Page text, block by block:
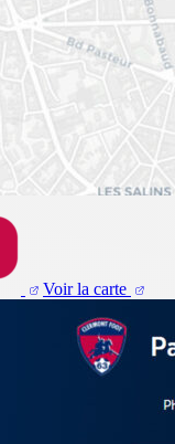
Voir la carte